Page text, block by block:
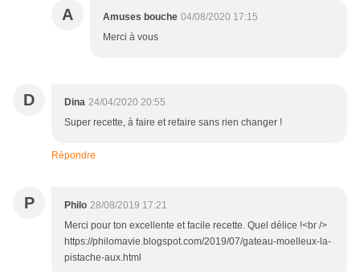
A Amuses bouche 04/08/2020 17:15
Merci à vous
D Dina 24/04/2020 20:55
Super recette, à faire et refaire sans rien changer !
Répondre
P Philo 28/08/2019 17:21
Merci pour ton excellente et facile recette. Quel délice !<br />
https://philomavie.blogspot.com/2019/07/gateau-moelleux-la-
pistache-aux.html